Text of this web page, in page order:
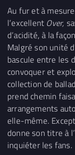
Au fur et à
l’excellent Over,
d’acidité, à la
Malgré son unité
bascule entre les
convoquer et
collection de
prend chemin
arrangements
elle-même.
donne son titre à
inquiéter les fans.